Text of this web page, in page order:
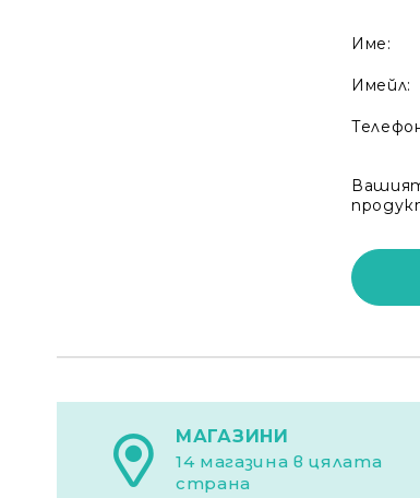
Име:
Имейл:
МАГАЗИНИ
14 магазина в цялата
страна